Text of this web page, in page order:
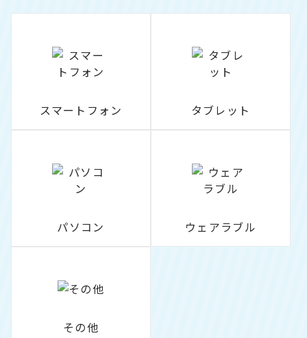
スマートフォン タブレット
パソコン ウェアラブル
その他